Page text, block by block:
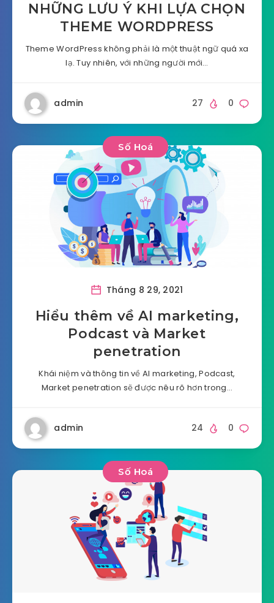
NHỮNG LƯU Ý KHI LỰA CHỌN
THEME WORDPRESS
Theme WordPress không phải là một thuật ngữ quá xa
lạ. Tuy nhiên, với những người mới…
admin 0
27
Số Hoá
Tháng 8 29, 2021
Hiểu thêm về AI marketing,
Podcast và Market
penetration
Khái niệm và thông tin về AI marketing, Podcast,
Market penetration sẽ được nêu rõ hơn trong…
admin 0
24
Số Hoá